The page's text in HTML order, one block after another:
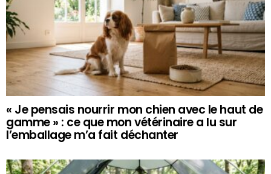
« Je pensais nourrir mon chien avec le haut de
gamme » : ce que mon vétérinaire a lu sur
l’emballage m’a fait déchanter